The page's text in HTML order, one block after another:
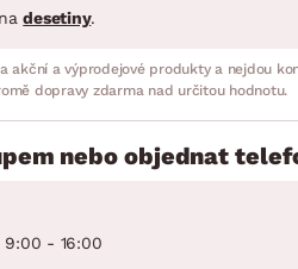
desetiny.
akční a výprodejové produkty a nejdou
dopravy zdarma nad určitou hodnotu.
nebo objednat
9:00 - 16:00